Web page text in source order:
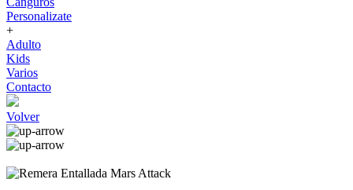
Personalizate
+
Adulto
Kids
Varios
Contacto
Volver